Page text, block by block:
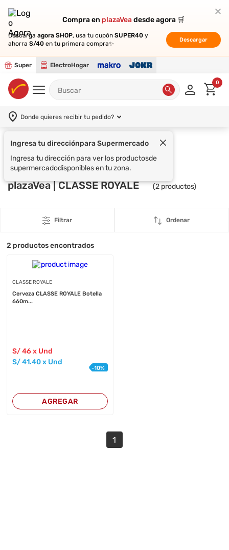
Compra en plazaVeadesde agora 🛒
Descarga agora SHOP, usa tu cupón SUPER40 y
ahorra S/40 en tu primera compra✨
Descargar
Super ElectroHogar
Compra en plazaVeadesde agora 🛒
Descarga agora SHOP, usa tu cupón SUPER40 y
ahorra S/40 en tu primera compra✨
Descargar
0
Donde quieres recibir tu pedido?
Ingresa tu direcciónpara Supermercado
Ingresa tu dirección para ver los productosde
supermercadodisponibles en tu zona.
Supermercado
plazaVea | CLASSE ROYALE (2 productos)
Filtrar Ordenar
2 productos encontrados
CLASSE ROYALE
Cerveza CLASSE ROYALE Botella
660m...
S/46 x Und
S/41.40 x Und
-10%
AGREGAR
1